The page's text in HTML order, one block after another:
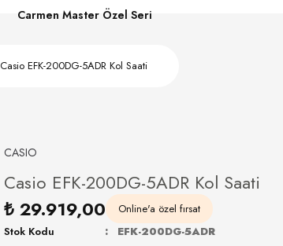
Carmen Master Özel Seri
Casio EFK-200DG-5ADR Kol Saati
CASIO
Casio EFK-200DG-5ADR Kol Saati
₺ 29.919,00
Online'a özel fırsat
Stok Kodu
EFK-200DG-5ADR